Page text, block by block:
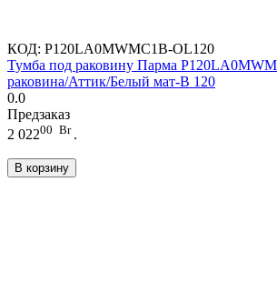
КОД: P120LA0MWMC1B-OL120
Тумба под раковину Парма
раковина/Аттик/Белый мат-B 120
0.0
Предзаказ
2 02200 Br .
В корзину